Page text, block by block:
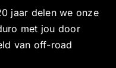
jaar delen we onze
met jou door
van off-road